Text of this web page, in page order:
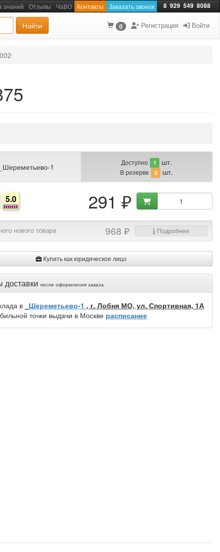
знаний Отзывы ЧаВО Контакты Заказать звонок 8 929 549 8088
Найти 0 Регистрация Войти
1 Доступно 1 шт.
В резерве 0 шт.
5.0 291 ₽
нового товара 968 ₽ Подробнее
Купить как юридическое лицо
после оформления заказа
в _Шереметьево-1 , г. Лобня МО, ул. Спортивная, 1А
точки выдачи в Москве расписание